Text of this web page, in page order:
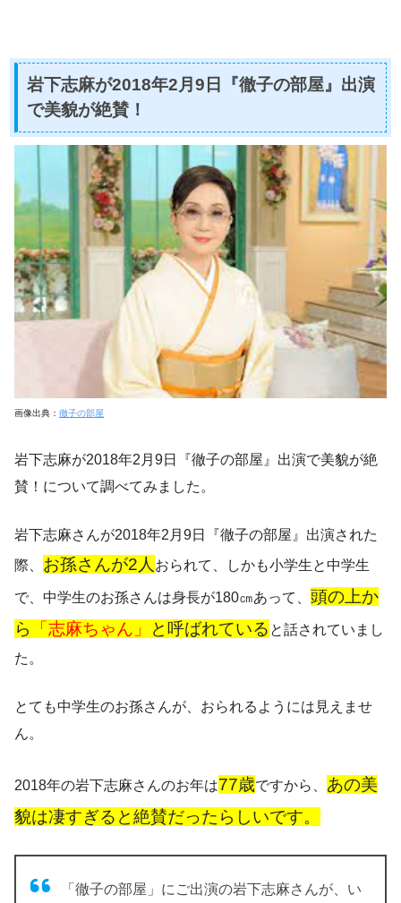
岩下志麻が2018年2月9日『徹子の部屋』出演
で美貌が絶賛！
画像出典： 徹子の部屋
岩下志麻が2018年2月9日『徹子の部屋』出演で美貌が絶
賛！ について調べてみました。
岩下志麻さんが2018年2月9日『徹子の部屋』出演された
際、 お孫さんが2人 おられて、しかも小学生と中学生
で、中学生のお孫さんは身長が180㎝あって、 頭の上か
ら
「志麻ちゃん」 と呼ばれている と話されていまし
た。
とても中学生のお孫さんが、おられるようには見えませ
ん。
2018年の岩下志麻さんのお年は77歳ですから、 あの美
貌は凄すぎると絶賛だったらしいです。
「徹子の部屋」にご出演の岩下志麻さんが、い